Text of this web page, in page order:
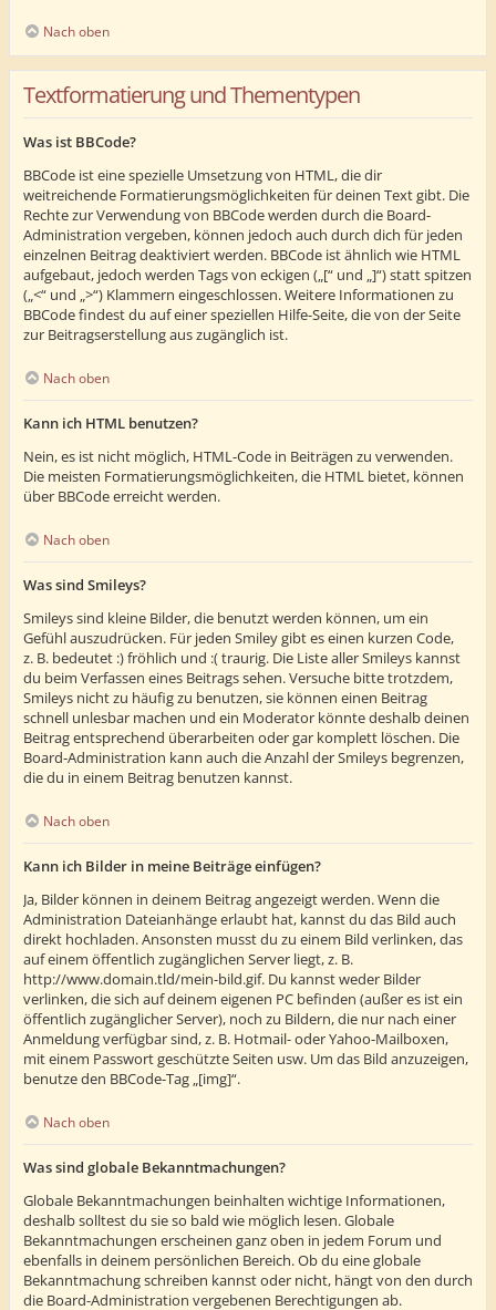
Nach oben
Textformatierung und Thementypen
Was ist BBCode?
BBCode ist eine spezielle Umsetzung von HTML, die dir
weitreichende Formatierungsmöglichkeiten für deinen Text gibt. Die
Rechte zur Verwendung von BBCode werden durch die Board-
Administration vergeben, können jedoch auch durch dich für jeden
einzelnen Beitrag deaktiviert werden. BBCode ist ähnlich wie HTML
aufgebaut, jedoch werden Tags von eckigen („[“ und „]“) statt spitzen
(„<“ und „>“) Klammern eingeschlossen. Weitere Informationen zu
BBCode findest du auf einer speziellen Hilfe-Seite, die von der Seite
zur Beitragserstellung aus zugänglich ist.
Nach oben
Kann ich HTML benutzen?
Nein, es ist nicht möglich, HTML-Code in Beiträgen zu verwenden.
Die meisten Formatierungsmöglichkeiten, die HTML bietet, können
über BBCode erreicht werden.
Nach oben
Was sind Smileys?
Smileys sind kleine Bilder, die benutzt werden können, um ein
Gefühl auszudrücken. Für jeden Smiley gibt es einen kurzen Code,
z. B. bedeutet :) fröhlich und :( traurig. Die Liste aller Smileys kannst
du beim Verfassen eines Beitrags sehen. Versuche bitte trotzdem,
Smileys nicht zu häufig zu benutzen, sie können einen Beitrag
schnell unlesbar machen und ein Moderator könnte deshalb deinen
Beitrag entsprechend überarbeiten oder gar komplett löschen. Die
Board-Administration kann auch die Anzahl der Smileys begrenzen,
die du in einem Beitrag benutzen kannst.
Nach oben
Kann ich Bilder in meine Beiträge einfügen?
Ja, Bilder können in deinem Beitrag angezeigt werden. Wenn die
Administration Dateianhänge erlaubt hat, kannst du das Bild auch
direkt hochladen. Ansonsten musst du zu einem Bild verlinken, das
auf einem öffentlich zugänglichen Server liegt, z. B.
http://www.domain.tld/mein-bild.gif. Du kannst weder Bilder
verlinken, die sich auf deinem eigenen PC befinden (außer es ist ein
öffentlich zugänglicher Server), noch zu Bildern, die nur nach einer
Anmeldung verfügbar sind, z. B. Hotmail- oder Yahoo-Mailboxen,
mit einem Passwort geschützte Seiten usw. Um das Bild anzuzeigen,
benutze den BBCode-Tag „[img]“.
Nach oben
Was sind globale Bekanntmachungen?
Globale Bekanntmachungen beinhalten wichtige Informationen,
deshalb solltest du sie so bald wie möglich lesen. Globale
Bekanntmachungen erscheinen ganz oben in jedem Forum und
ebenfalls in deinem persönlichen Bereich. Ob du eine globale
Bekanntmachung schreiben kannst oder nicht, hängt von den durch
die Board-Administration vergebenen Berechtigungen ab.